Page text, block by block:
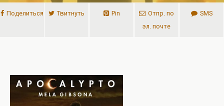
Поделиться Твитнуть Pin
Отпр. по
эл. почте
SMS